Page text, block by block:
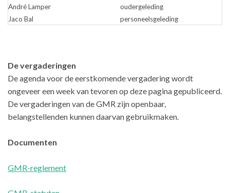
André Lamper
oudergeleding
Jaco Bal
personeelsgeleding
De vergaderingen
De agenda voor de eerstkomende vergadering wordt
ongeveer een week van tevoren op deze pagina gepubliceerd.
De vergaderingen van de GMR zijn openbaar,
belangstellenden kunnen daarvan gebruikmaken.
Documenten
GMR-reglement